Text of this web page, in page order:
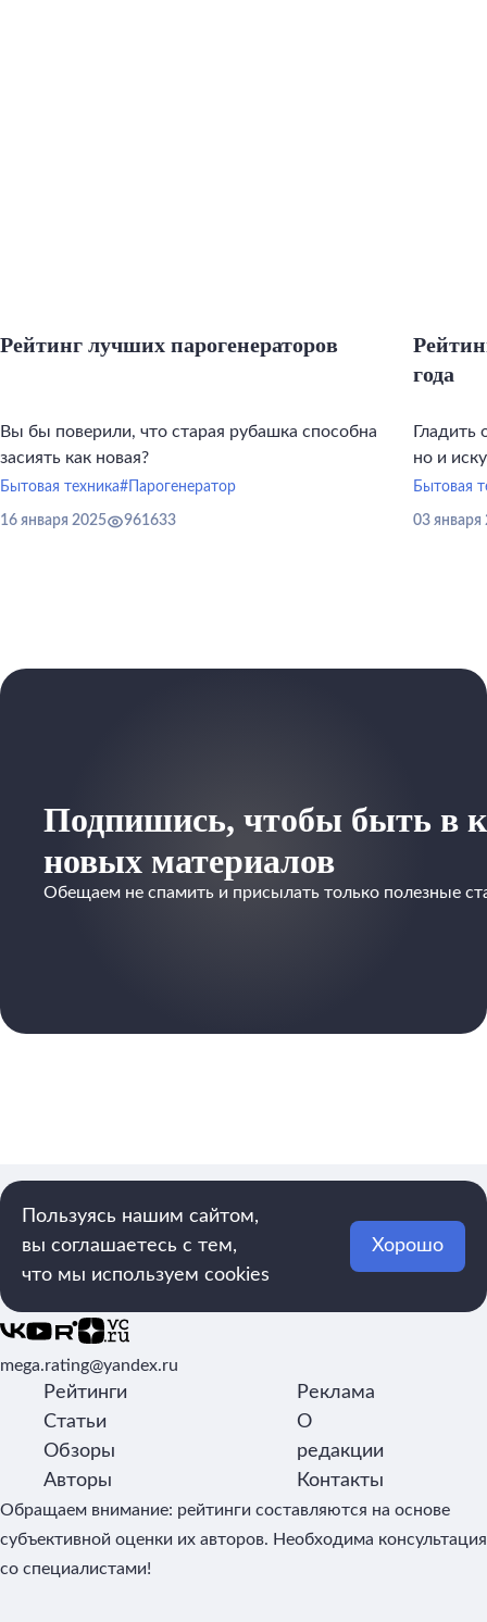
Рейтинг лучших парогенераторов
Вы бы поверили, что старая рубашка способна
засиять как новая?
Бытовая техника#Парогенератор
16 января 2025 961633
года
Гладить
но и
Бытовая
03 января
Подпишись, чтобы быть в
новых материалов
Обещаем не спамить и присылать только полезные
Рейтинги, обзоры и новости о товарах
mega.rating@yandex.ru
Рейтинги
Статьи
Обзоры
Авторы
Реклама
О
редакции
Контакты
Обращаем внимание: рейтинги составляются на основе
субъективной оценки их авторов. Необходима консультация
со специалистами!
Пользуясь нашим сайтом,
вы соглашаетесь с тем,
что мы используем cookies
Хорошо